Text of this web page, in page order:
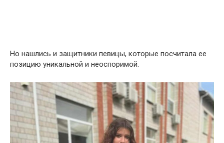
Но нашлись и защитники певицы, которые посчитала ее
позицию уникальной и неоспоримой.